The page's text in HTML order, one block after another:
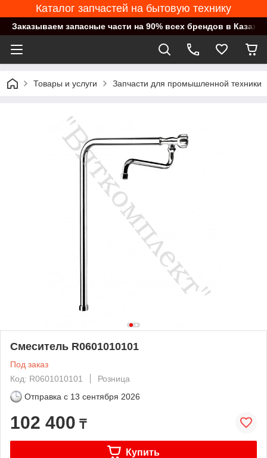
Каталог запчастей на бытовую технику
Заказываем запасные части на 90% всех брендов в
Товары и услуги Запчасти для промышленной техники
Смеситель R0601010101
Под заказ
Код: R0601010101
Розница
Отправка с 13 сентября 2026
102 400 ₸
Купить